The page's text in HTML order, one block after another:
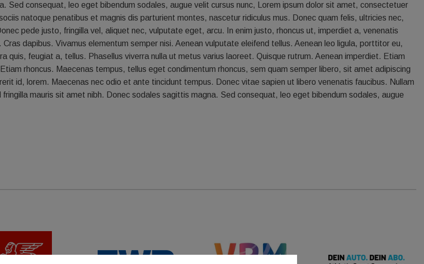
Sed consequat, leo eget bibendum sodales, augue velit cursus nunc, Lorem ipsum dolor sit amet, consectetuer
natoque penatibus et magnis dis parturient montes, nascetur ridiculus mus. Donec quam felis, ultricies nec,
pede justo, fringilla vel, aliquet nec, vulputate eget, arcu. In enim justo, rhoncus ut, imperdiet a, venenatis
dapibus. Vivamus elementum semper nisi. Aenean vulputate eleifend tellus. Aenean leo ligula, porttitor eu,
quis, feugiat a, tellus. Phasellus viverra nulla ut metus varius laoreet. Quisque rutrum. Aenean imperdiet. Etiam
rhoncus. Maecenas tempus, tellus eget condimentum rhoncus, sem quam semper libero, sit amet adipiscing
id, lorem. Maecenas nec odio et ante tincidunt tempus. Donec vitae sapien ut libero venenatis faucibus. Nullam
mauris sit amet nibh. Donec sodales sagittis magna. Sed consequat, leo eget bibendum sodales, augue